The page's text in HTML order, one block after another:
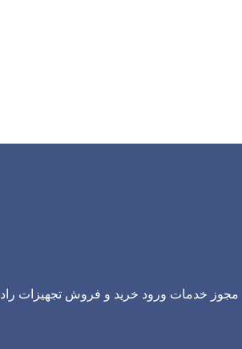
خدمات ورود خرید و فروش تجهیزات